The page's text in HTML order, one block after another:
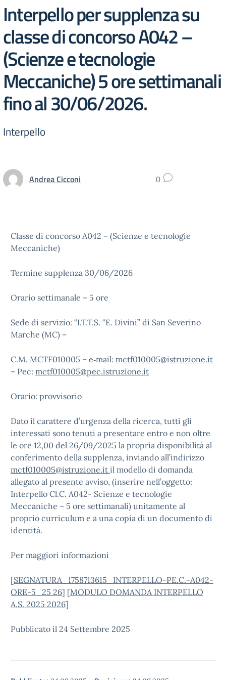
Interpello per supplenza su
classe di concorso A042 –
(Scienze e tecnologie
Meccaniche) 5 ore settimanali
fino al 30/06/2026.
Interpello
Andrea Cicconi 0
Classe di concorso A042 – (Scienze e tecnologie
Meccaniche)
Termine supplenza 30/06/2026
Orario settimanale – 5 ore
Sede di servizio: “I.T.T.S. “E. Divini” di San Severino
Marche (MC) –
C.M. MCTF010005 – e‐mail: mctf010005@istruzione.it
– Pec: mctf010005@pec.istruzione.it
Orario: provvisorio
Dato il carattere d’urgenza della ricerca, tutti gli
interessati sono tenuti a presentare entro e non oltre
le ore 12,00 del 26/09/2025 la propria disponibilità al
conferimento della supplenza, inviando all’indirizzo
mctf010005@istruzione.it il modello di domanda
allegato al presente avviso, (inserire nell’oggetto:
Interpello Cl.C. A042- Scienze e tecnologie
Meccaniche – 5 ore settimanali) unitamente al
proprio curriculum e a una copia di un documento di
identità.
Per maggiori informazioni
[SEGNATURA_1758713615_INTERPELLO-PE.C.-A042-
ORE-5_25 26] [MODULO DOMANDA INTERPELLO
A.S. 2025 2026]
Pubblicato il 24 Settembre 2025